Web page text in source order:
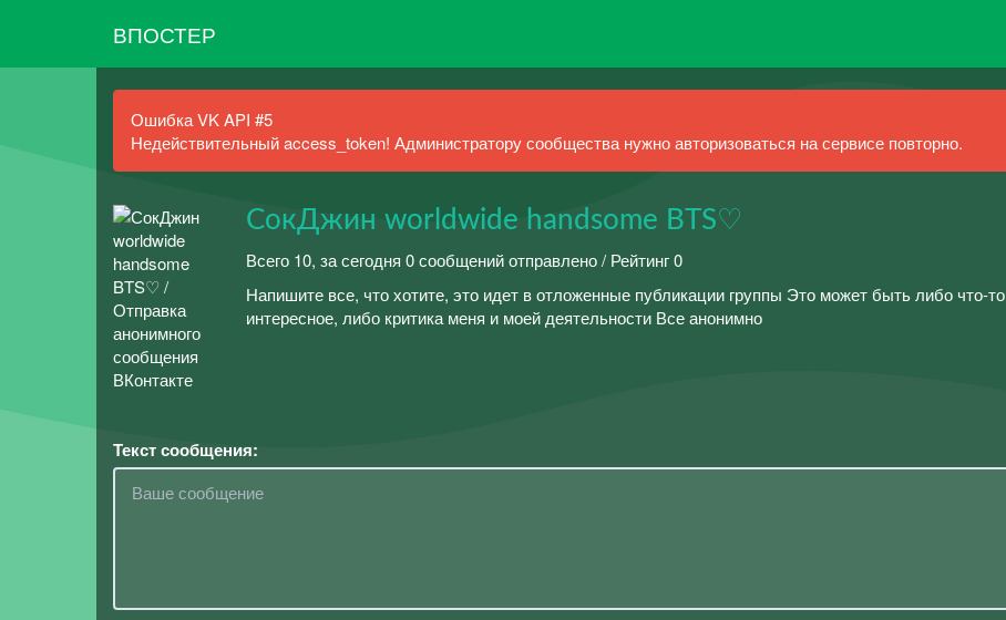
ВПОСТЕР
Ошибка VK API #5
Недействительный access_token! Администратору сообщества нужно авторизоваться на сервисе повторно.
СокДжин worldwide handsome BTS♡
Всего 10, за сегодня 0 сообщений отправлено / Рейтинг 0
Напишите все, что хотите, это идет в отложенные публикации группы Это может быть либо что-то
интересное, либо критика меня и моей деятельности Все анонимно
Текст сообщения: